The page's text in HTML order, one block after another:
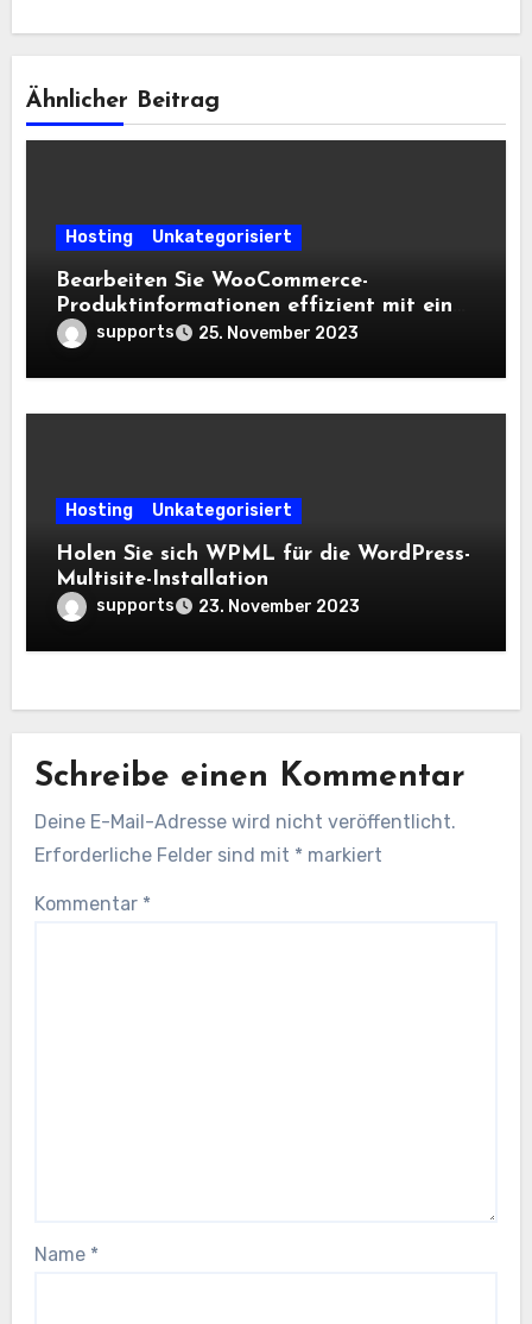
Ähnlicher Beitrag
Hosting Unkategorisiert
Bearbeiten Sie WooCommerce-
Produktinformationen effizient mit einer
Tabelle in WordPress.
supports 25. November 2023
Hosting Unkategorisiert
Holen Sie sich WPML für die WordPress-
Multisite-Installation
supports 23. November 2023
Schreibe einen Kommentar
Deine E-Mail-Adresse wird nicht veröffentlicht.
Erforderliche Felder sind mit * markiert
Kommentar *
Name *